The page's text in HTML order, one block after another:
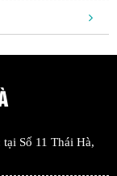
tại Số 11 Thái Hà,